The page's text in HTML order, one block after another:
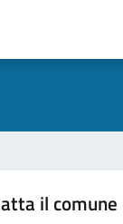
il comune